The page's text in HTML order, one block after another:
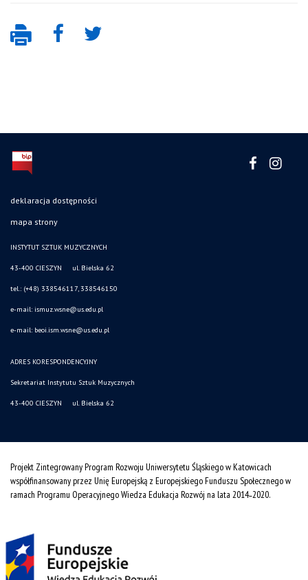
deklaracja dostępności
mapa strony
INSTYTUT SZTUK MUZYCZNYCH
43-400 CIESZYN ul. Bielska 62
tel.: (+48) 338546117, 338546150
e-mail: ismuz.wsne@us.edu.pl
e-mail: beoi.ism.wsne@us.edu.pl
ADRES KORESPONDENCYJNY
Sekretariat Instytutu Sztuk Muzycznych
43-400 CIESZYN ul. Bielska 62
Projekt Zintegrowany Program Rozwoju Uniwersytetu Śląskiego w Katowicach
współfinansowany przez Unię Europejską z Europejskiego Funduszu Społecznego w
ramach Programu Operacyjnego Wiedza Edukacja Rozwój na lata 2014˗2020.